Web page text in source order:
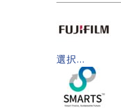
選択...